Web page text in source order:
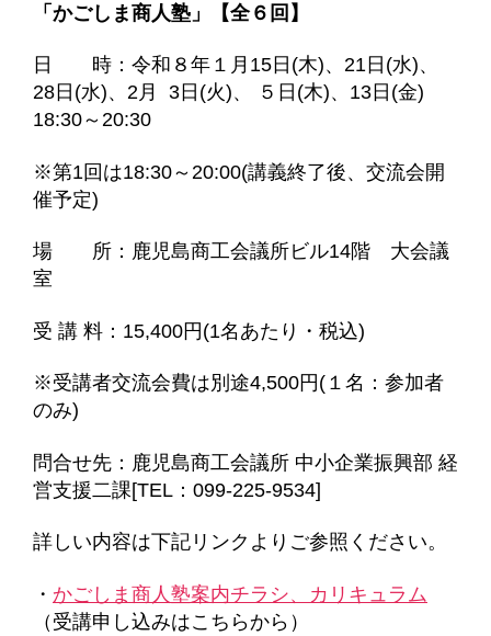
「かごしま商人塾」【全６回】
日 時：令和８年１月15日(木)、21日(水)、
28日(水)、2月 3日(火)、 ５日(木)、13日(金)
18:30～20:30
※第1回は18:30～20:00(講義終了後、交流会開
催予定)
場 所：鹿児島商工会議所ビル14階 大会議
室
受 講 料：15,400円(1名あたり・税込)
※受講者交流会費は別途4,500円(１名：参加者
のみ)
問合せ先：鹿児島商工会議所 中小企業振興部 経
営支援二課[TEL：099-225-9534]
詳しい内容は下記リンクよりご参照ください。
・ かごしま商人塾案内チラシ、カリキュラム
（受講申し込みはこちらから）